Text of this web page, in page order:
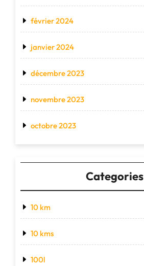
février 2024
janvier 2024
décembre 2023
novembre 2023
octobre 2023
Categories
10 km
10 kms
100l